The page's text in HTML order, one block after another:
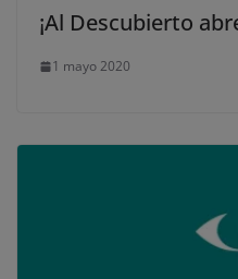
¡Al Descubierto
1 mayo 2020